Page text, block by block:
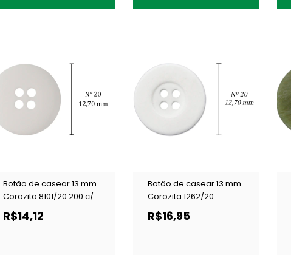
Botão de casear 13 mm
Corozita 8101/20 200 c/
144 un
R$14,12
Botão de casear 13 mm
Corozita 1262/20
branco c/ 144 un
R$16,95